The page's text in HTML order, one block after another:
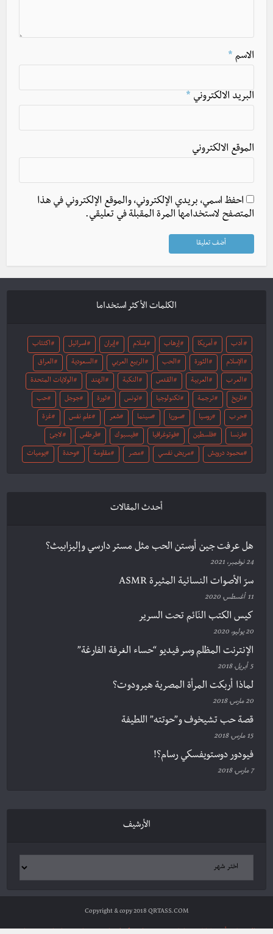
الاسم *
البريد الالكتروني *
الموقع الالكتروني
احفظ اسمي، بريدي الإلكتروني، والموقع الإلكتروني في هذا
المتصفح لاستخدامها المرة المقبلة في تعليقي.
الكلمات الأكثر استخداما
أدب أمريكا إرهاب إسلام إيران اسرائيل اكتئاب
الإسلام الثورة الحب الربيع العربي السعودية العراق
العرب العربية القدس النكبة الهند الولايات المتحدة
تاريخ ترجمة تكنولوجيا تونس ثورة جوجل حب
حرب روسيا سوريا سينما شعر علم نفس غزة
فرنسا فلسطين فوتوغرافيا فيسبوك قرطاس لاجئ
محمود درويش مريض نفسي مصر مقاومة وحدة يوميات
أحدث المقالات
هل عرفت جين أوستن الحب مثل مستر دارسي وإليزابيث؟
24 نوفمبر، 2021
سرّ الأصوات النسائية المثيرة ASMR
11 أغسطس، 2020
كيس الكتب النّائم تحت السرير
20 يوليو، 2020
الإنترنت المظلم وسر فيديو “حساء الغرفة الفارغة”
5 أبريل، 2018
لماذا أربكت المرأة المصرية هيرودوت؟
20 مارس، 2018
قصة حب تشيخوف و”حوتته” اللطيفة
15 مارس، 2018
فيودور دوستويفسكي رسام؟!
7 مارس، 2018
الأرشيف
Copyright & copy 2018 QRTASS.COM